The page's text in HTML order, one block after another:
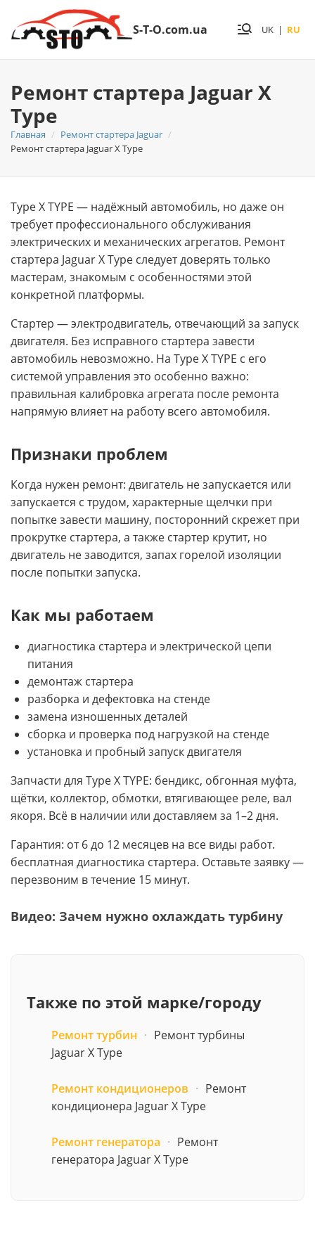
S-T-O.com.ua UK | RU
Ремонт стартера Jaguar X
Type
Главная
Ремонт стартера Jaguar
Ремонт стартера Jaguar X Type
Type X TYPE — надёжный автомобиль, но даже он
требует профессионального обслуживания
электрических и механических агрегатов. Ремонт
стартера Jaguar X Type следует доверять только
мастерам, знакомым с особенностями этой
конкретной платформы.
Стартер — электродвигатель, отвечающий за запуск
двигателя. Без исправного стартера завести
автомобиль невозможно. На Type X TYPE с его
системой управления это особенно важно:
правильная калибровка агрегата после ремонта
напрямую влияет на работу всего автомобиля.
Признаки проблем
Когда нужен ремонт: двигатель не запускается или
запускается с трудом, характерные щелчки при
попытке завести машину, посторонний скрежет при
прокрутке стартера, а также стартер крутит, но
двигатель не заводится, запах горелой изоляции
после попытки запуска.
Как мы работаем
диагностика стартера и электрической цепи
питания
демонтаж стартера
разборка и дефектовка на стенде
замена изношенных деталей
сборка и проверка под нагрузкой на стенде
установка и пробный запуск двигателя
Запчасти для Type X TYPE: бендикс, обгонная муфта,
щётки, коллектор, обмотки, втягивающее реле, вал
якоря. Всё в наличии или доставляем за 1–2 дня.
Гарантия: от 6 до 12 месяцев на все виды работ.
бесплатная диагностика стартера. Оставьте заявку —
перезвоним в течение 15 минут.
Видео: Зачем нужно охлаждать турбину
Также по этой марке/городу
Ремонт турбин · Ремонт турбины
Jaguar X Type
Ремонт кондиционеров · Ремонт
кондиционера Jaguar X Type
Ремонт генератора · Ремонт
генератора Jaguar X Type